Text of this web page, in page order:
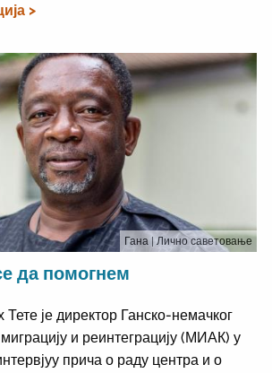
>
Гана | Лично саветовање
да помогнем
је директор Ганско-немачког
и реинтеграцију (МИАК) у
прича о раду центра и о